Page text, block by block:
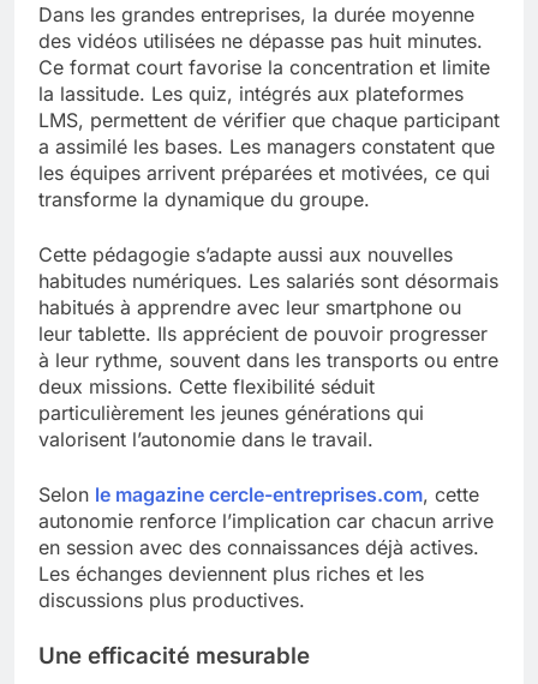
Dans les grandes entreprises, la durée moyenne
des vidéos utilisées ne dépasse pas huit minutes.
Ce format court favorise la concentration et limite
la lassitude. Les quiz, intégrés aux plateformes
LMS, permettent de vérifier que chaque participant
a assimilé les bases. Les managers constatent que
les équipes arrivent préparées et motivées, ce qui
transforme la dynamique du groupe.
Cette pédagogie s’adapte aussi aux nouvelles
habitudes numériques. Les salariés sont désormais
habitués à apprendre avec leur smartphone ou
leur tablette. Ils apprécient de pouvoir progresser
à leur rythme, souvent dans les transports ou entre
deux missions. Cette flexibilité séduit
particulièrement les jeunes générations qui
valorisent l’autonomie dans le travail.
Selon le magazine cercle-entreprises.com, cette
autonomie renforce l’implication car chacun arrive
en session avec des connaissances déjà actives.
Les échanges deviennent plus riches et les
discussions plus productives.
Une efficacité mesurable